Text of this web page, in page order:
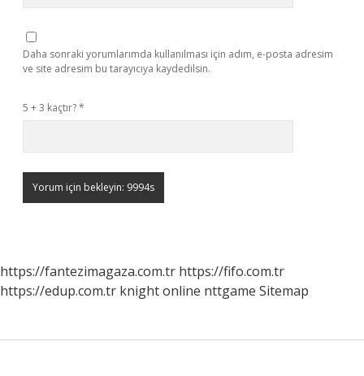
Daha sonraki yorumlarımda kullanılması için adım, e-posta adresim
ve site adresim bu tarayıcıya kaydedilsin.
5 + 3 kaçtır?*
https://fantezimagaza.com.tr https://fifo.com.tr
https://edup.com.tr knight online nttgame Sitemap